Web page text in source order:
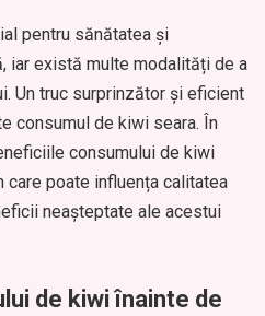
pentru sănătatea și
iar există multe modalități de a
Un truc surprinzător și eficient
consumul de kiwi seara. În
consumului de kiwi
care poate influența calitatea
neașteptate ale acestui
de kiwi înainte de